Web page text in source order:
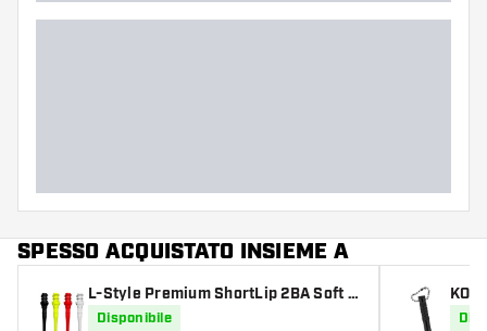
SPESSO ACQUISTATO INSIEME A
L-Style Premium ShortLip 2BA Soft T
ips
Disponibile